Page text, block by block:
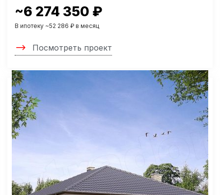
~6 274 350 ₽
В ипотеку ~52 286 ₽ в месяц
Посмотреть проект